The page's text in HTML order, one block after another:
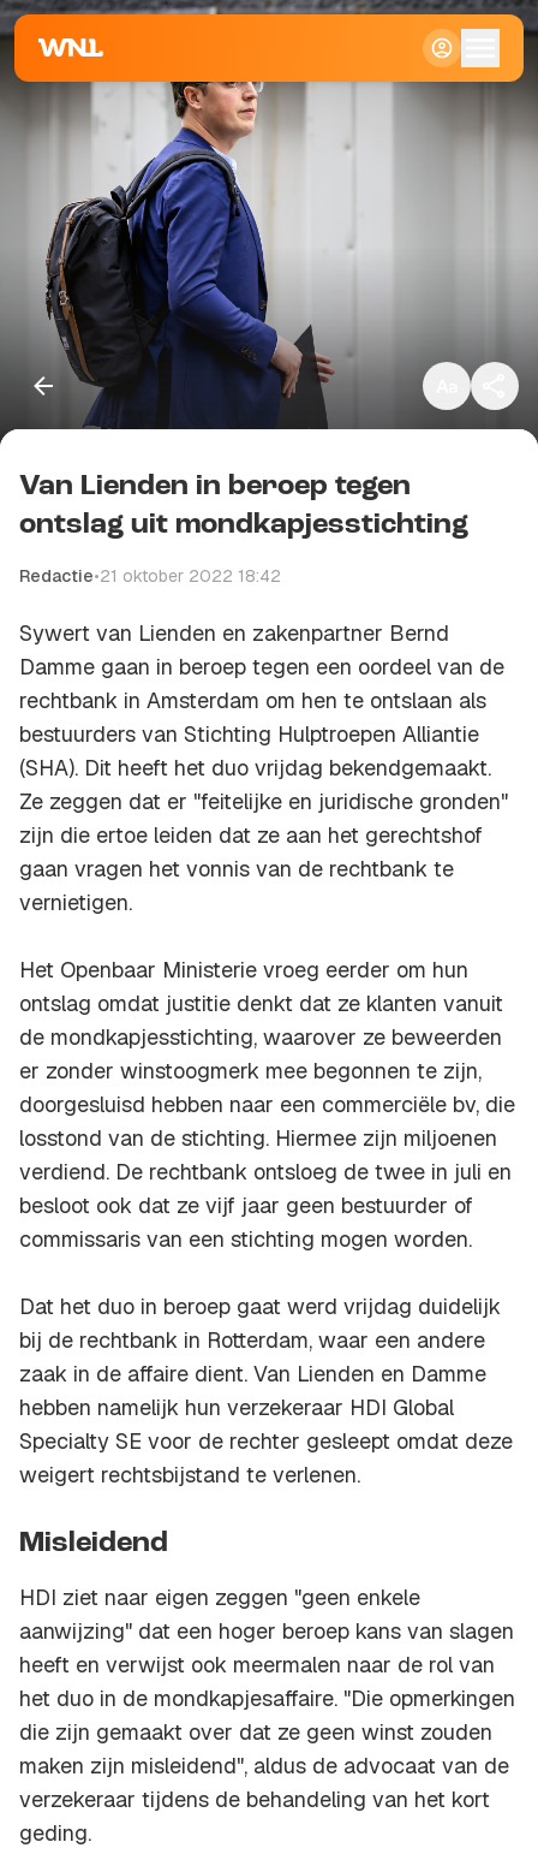
Kopieer link
Van Lienden in beroep tegen
ontslag uit mondkapjesstichting
Redactie•21 oktober 2022 18:42
Sywert van Lienden en zakenpartner Bernd
Damme gaan in beroep tegen een oordeel van de
rechtbank in Amsterdam om hen te ontslaan als
bestuurders van Stichting Hulptroepen Alliantie
(SHA). Dit heeft het duo vrijdag bekendgemaakt.
Ze zeggen dat er "feitelijke en juridische gronden"
zijn die ertoe leiden dat ze aan het gerechtshof
gaan vragen het vonnis van de rechtbank te
vernietigen.
Het Openbaar Ministerie vroeg eerder om hun
ontslag omdat justitie denkt dat ze klanten vanuit
de mondkapjesstichting, waarover ze beweerden
er zonder winstoogmerk mee begonnen te zijn,
doorgesluisd hebben naar een commerciële bv, die
losstond van de stichting. Hiermee zijn miljoenen
verdiend. De rechtbank ontsloeg de twee in juli en
besloot ook dat ze vijf jaar geen bestuurder of
commissaris van een stichting mogen worden.
Dat het duo in beroep gaat werd vrijdag duidelijk
bij de rechtbank in Rotterdam, waar een andere
zaak in de affaire dient. Van Lienden en Damme
hebben namelijk hun verzekeraar HDI Global
Specialty SE voor de rechter gesleept omdat deze
weigert rechtsbijstand te verlenen.
Misleidend
HDI ziet naar eigen zeggen "geen enkele
aanwijzing" dat een hoger beroep kans van slagen
heeft en verwijst ook meermalen naar de rol van
het duo in de mondkapjesaffaire. "Die opmerkingen
die zijn gemaakt over dat ze geen winst zouden
maken zijn misleidend", aldus de advocaat van de
verzekeraar tijdens de behandeling van het kort
geding.